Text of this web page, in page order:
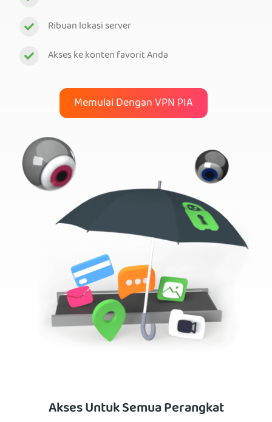
Ribuan lokasi server
Akses ke konten favorit Anda
Memulai Dengan VPN PIA
Akses Untuk Semua Perangkat